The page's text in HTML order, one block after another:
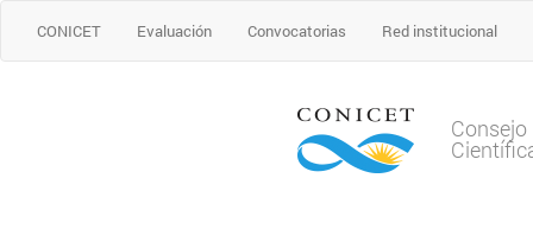
CONICET Evaluación Convocatorias Red institucional